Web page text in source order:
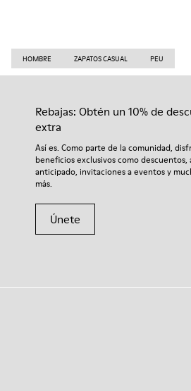
HOMBRE ZAPATOS CASUAL PEU
Rebajas: Obtén un 10% de
extra
Así es. Como parte de la comunidad,
beneficios exclusivos como descuentos,
anticipado, invitaciones a eventos y
más.
Únete